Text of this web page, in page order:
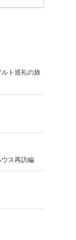
ト巡礼の旅
ス再訪編